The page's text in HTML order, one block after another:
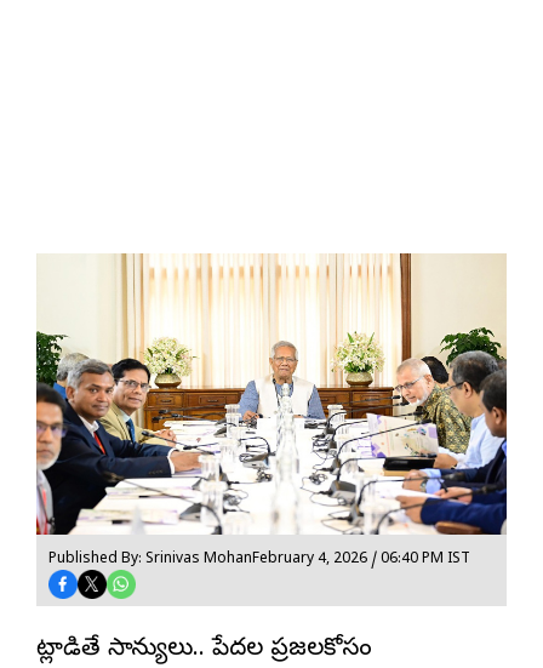
Published By: Srinivas MohanFebruary 4, 2026 / 06:40 PM IST
మాట్లాడితే సామాన్యులు.. పేదల ప్రజలకోసం